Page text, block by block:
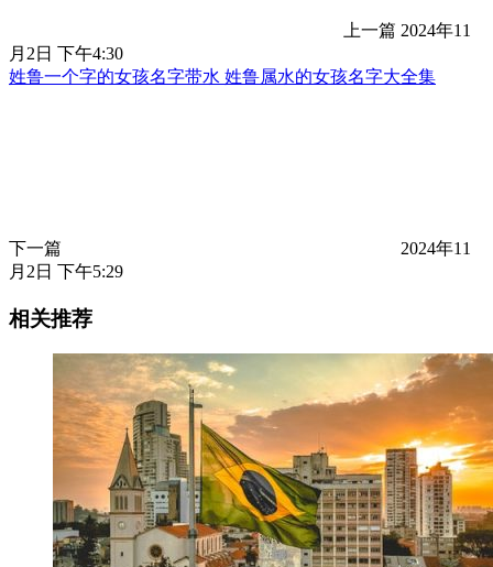
上一篇 2024年11
月2日 下午4:30
姓鲁一个字的女孩名字带水 姓鲁属水的女孩名字大全集
下一篇
2024年11
月2日 下午5:29
相关推荐